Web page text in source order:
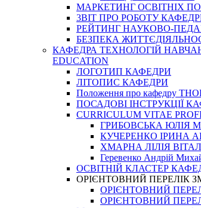
МАРКЕТИНГ ОСВІТНІХ
3BIT ПРО РОБОТУ
РЕЙТИНГ НАУКОВО-
БЕЗПЕКА
КАФЕДРА ТЕХНОЛОГІЙ
EDUCATION
ЛОГОТИП КАФЕДРИ
ЛІТОПИС КАФЕДРИ
Положення про кафедру
ПОСАДОВІ ІНСТРУКЦІЇ
CURRICULUM VITAE
ГРИБОВСЬКА ЮЛІЯ
КУЧЕРЕНКО ІРИНА
ХМАРНА ЛІЛІЯ
Геревенко Андрій
ОСВІТНІЙ КЛАСТЕР
ОРІЄНТОВНИЙ ПЕРЕЛІК
ОРІЄНТОВНИЙ
ОРІЄНТОВНИЙ